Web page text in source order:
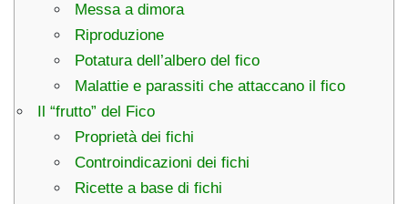
Messa a dimora
Riproduzione
Potatura dell’albero del fico
Malattie e parassiti che attaccano il fico
Il “frutto” del Fico
Proprietà dei fichi
Controindicazioni dei fichi
Ricette a base di fichi